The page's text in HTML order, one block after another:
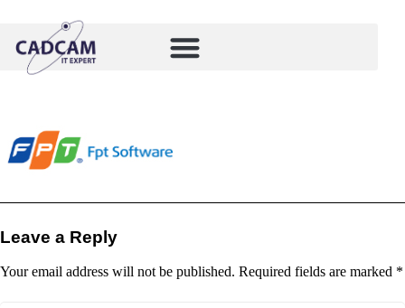
Leave a Reply
Your email address will not be published. Required fields are marked *